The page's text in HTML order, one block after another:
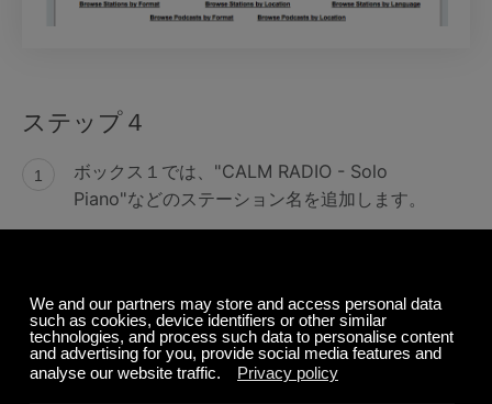
ステップ４
ボックス１では、"CALM RADIO - Solo
Piano"などのステーション名を追加します。
べ てのCalm RadioのカスタムURLを注意して
コピーします。高、中、または低のURLを選
択 します。 コピーの際には、URLの最初また
は最後に空白を入れないように注意してくだ